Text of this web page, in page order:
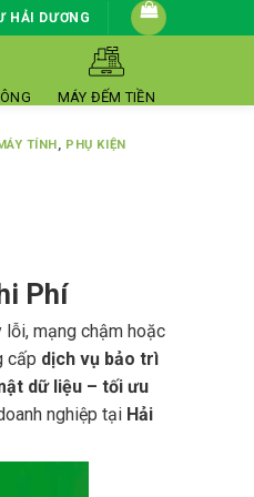
HẢI DƯƠNG
MÁY ĐẾM TIỀN
TÍNH, PHỤ KIỆN
Phí
mạng chậm hoặc
cấp dịch vụ bảo trì
dữ liệu – tối ưu
nghiệp tại Hải